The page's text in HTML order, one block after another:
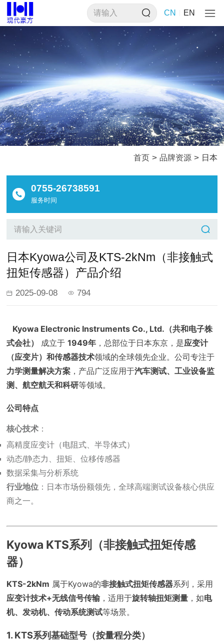
CN EN
首页 > 品牌资源 > 日本
0755-26738591
服务时间
日本Kyowa公司及KTS-2kNm（非接触式
扭矩传感器）产品介绍
2025-09-08 794
Kyowa Electronic Instruments Co., Ltd.（共和电子株
式会社）
成立于1949年 ，总部位于日本东京，是应变计
（应变片）和传感器技术领域的全球领先企业。公司专注于
力学测量解决方案 ，产品广泛应用于汽车测试、工业设备监
测、航空航天和科研等领域。
公司特点
核心技术 ：
高精度应变计（电阻式、半导体式）
动态/静态力、扭矩、位移传感器
数据采集与分析系统
行业地位 ：日本市场份额领先，全球高端测试设备核心供应
商之一。
Kyowa KTS系列（非接触式扭矩传感
器）
KTS-2kNm 属于Kyowa的非接触式扭矩传感器系列，采用
应变计技术+无线信号传输 ，适用于旋转轴扭矩测量 ，如电
机、发动机、传动系统测试等场景。
1. KTS系列基础型号（按量程分类）